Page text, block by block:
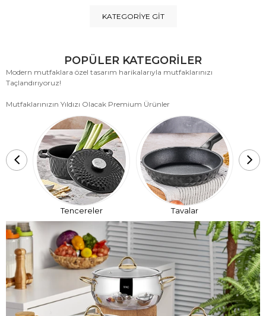
KATEGORIYE GIT
POPÜLER KATEGORİLER
Modern mutfaklara özel tasarım harikalarıyla mutfaklarınızı
Taçlandırıyoruz!
Mutfaklarınızın Yıldızı Olacak Premium Ürünler
Tencereler Tavalar